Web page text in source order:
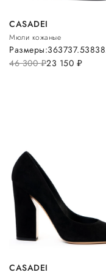
CASADEI
Мюли кожаные
46 300руб.23 150 руб.
Размеры:363737.538
CASADEI